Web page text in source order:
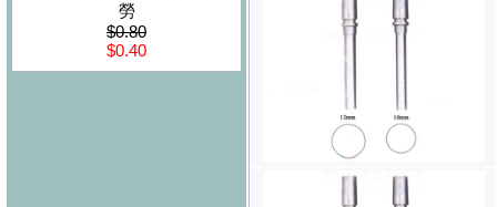
勞
$0.80
$0.40